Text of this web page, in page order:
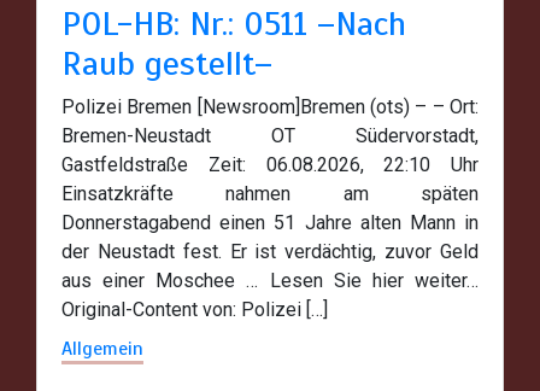
POL-HB: Nr.: 0511 –Nach
Raub gestellt–
Polizei Bremen [Newsroom]Bremen (ots) – – Ort:
Bremen-Neustadt OT Südervorstadt,
Gastfeldstraße Zeit: 06.08.2026, 22:10 Uhr
Einsatzkräfte nahmen am späten
Donnerstagabend einen 51 Jahre alten Mann in
der Neustadt fest. Er ist verdächtig, zuvor Geld
aus einer Moschee … Lesen Sie hier weiter…
Original-Content von: Polizei […]
Allgemein